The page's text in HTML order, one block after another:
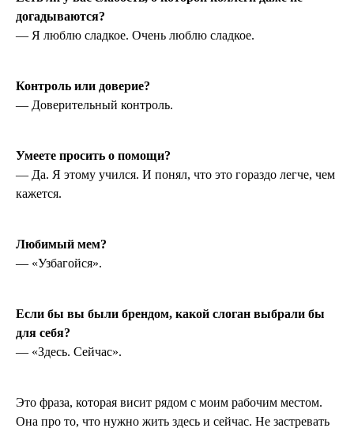
догадываются?
— Я люблю сладкое. Очень люблю сладкое.
Контроль или доверие?
— Доверительный контроль.
Умеете просить о помощи?
— Да. Я этому учился. И понял, что это гораздо легче, чем
кажется.
Любимый мем?
— «Узбагойся».
Если бы вы были брендом, какой слоган выбрали бы
для себя?
— «Здесь. Сейчас».
Это фраза, которая висит рядом с моим рабочим местом.
Она про то, что нужно жить здесь и сейчас. Не застревать